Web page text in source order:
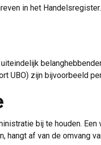
in het
UBO) zijn bijvoorbeeld
bij te houden.
hangt af van de omvang